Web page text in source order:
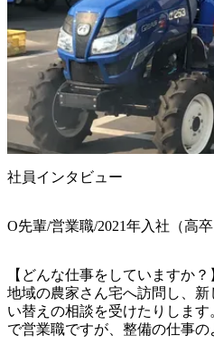
社員インタビュー
O先輩/営業職/2021年入社（高卒
【どんな仕事をしていますか？
地域の農家さん宅へ訪問し、
い替えの相談を受けたりしま
で営業職ですが、整備の仕事の